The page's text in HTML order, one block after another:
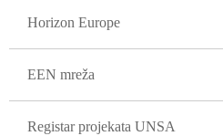
Horizon Europe
EEN mreža
Registar projekata UNSA